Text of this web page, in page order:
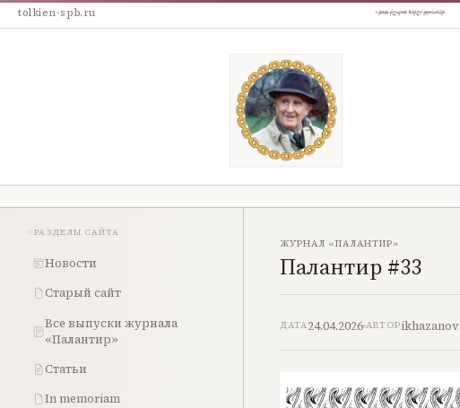
tolkien-spb.ru
РАЗДЕЛЫ САЙТА
Новости
Старый сайт
Все выпуски журнала
«Палантир»
Статьи
In memoriam
ЖУРНАЛ «ПАЛАНТИР»
Палантир #33
ДАТА24.04.2026 АВТОРikhazanov